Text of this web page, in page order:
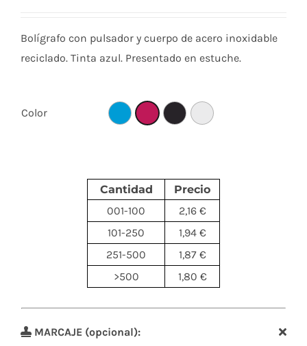
Bolígrafo con pulsador y cuerpo de acero inoxidable
reciclado. Tinta azul. Presentado en estuche.
Color
Cantidad
Precio
001-100
2,16 €
101-250
1,94 €
251-500
1,87 €
>500
1,80 €
MARCAJE (opcional):